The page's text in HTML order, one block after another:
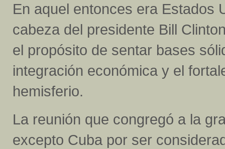
En aquel entonces era Estados
cabeza del presidente Bill
el propósito de sentar bases
integración económica y el
hemisferio.
La reunión que congregó a la
excepto Cuba por ser